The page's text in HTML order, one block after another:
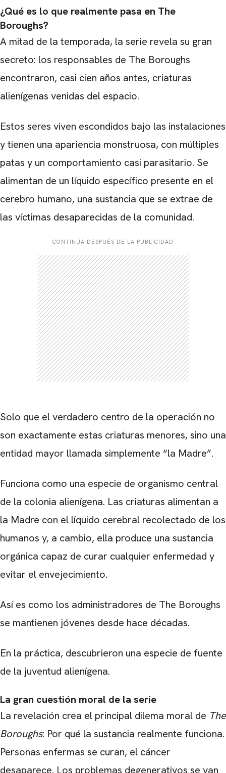
¿Qué es lo que realmente pasa en The
Boroughs?
A mitad de la temporada, la serie revela su gran
secreto: los responsables de The Boroughs
encontraron, casi cien años antes, criaturas
alienígenas venidas del espacio.
Estos seres viven escondidos bajo las instalaciones
y tienen una apariencia monstruosa, con múltiples
patas y un comportamiento casi parasitario. Se
alimentan de un líquido específico presente en el
cerebro humano, una sustancia que se extrae de
las víctimas desaparecidas de la comunidad.
CONTINÚA DESPUÉS DE LA PUBLICIDAD
Solo que el verdadero centro de la operación no
son exactamente estas criaturas menores, sino una
entidad mayor llamada simplemente “la Madre”.
Funciona como una especie de organismo central
de la colonia alienígena. Las criaturas alimentan a
la Madre con el líquido cerebral recolectado de los
humanos y, a cambio, ella produce una sustancia
orgánica capaz de curar cualquier enfermedad y
evitar el envejecimiento.
Así es como los administradores de The Boroughs
se mantienen jóvenes desde hace décadas.
En la práctica, descubrieron una especie de fuente
de la juventud alienígena.
La gran cuestión moral de la serie
La revelación crea el principal dilema moral de The
Boroughs: Por qué la sustancia realmente funciona.
Personas enfermas se curan, el cáncer
desaparece. Los problemas degenerativos se van